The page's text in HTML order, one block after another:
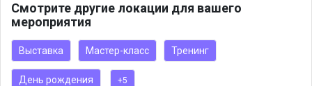
Смотрите другие локации для вашего
мероприятия
Выставка Мастер-класс Тренинг
День рождения +5